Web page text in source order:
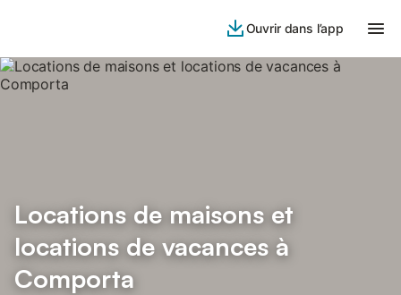
Ouvrir dans l’app
Locations de maisons et
locations de vacances à
Comporta